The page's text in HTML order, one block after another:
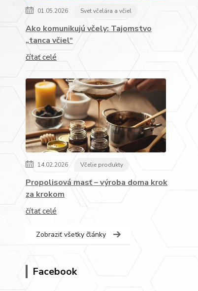
01.05.2026 Svet včelára a včiel
Ako komunikujú včely: Tajomstvo
„tanca včiel“
čítať celé
14.02.2026 Včelie produkty
Propolisová masť – výroba doma krok
za krokom
čítať celé
Zobraziť všetky články
Facebook